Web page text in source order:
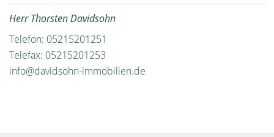
Herr Thorsten Davidsohn
Telefon: 05215201251
Telefax: 05215201253
info@davidsohn-immobilien.de